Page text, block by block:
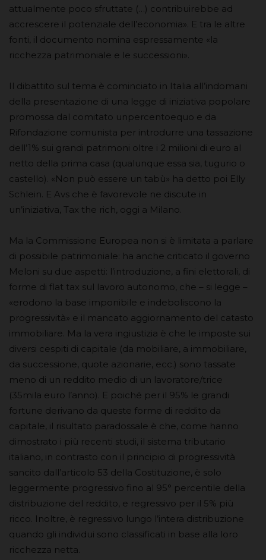
attualmente poco sfruttate (…) contribuirebbe ad
accrescere il potenziale dell’economia». E tra le altre
fonti, il documento nomina espressamente «la
ricchezza patrimoniale e le successioni».
Il dibattito sul tema è cominciato in Italia all’indomani
della presentazione di una legge di iniziativa popolare
promossa dal comitato unpercentoequo e da
Rifondazione comunista per introdurre una tassazione
dell’1% sui grandi patrimoni oltre i 2 milioni di euro al
netto della prima casa (qualunque essa sia, tugurio o
castello). «Non può essere un tabù» ha detto poi Elly
Schlein. E Avs che è favorevole ne discute in
un’iniziativa, Tax the rich, oggi a Milano.
Ma la Commissione Europea non si è limitata a parlare
di possibile patrimoniale: ha anche criticato il governo
Meloni su due aspetti: l’introduzione, a fini elettorali, di
forme di flat tax sul lavoro autonomo, che – si legge –
«erodono la base imponibile e indeboliscono la
progressività» e il mancato aggiornamento del catasto
immobiliare. Ma la vera ingiustizia è che le imposte sui
diversi cespiti di capitale (da mobiliare, a immobiliare,
da successione, quote azionarie, ecc.) sono tassate
meno di un reddito medio di un lavoratore/trice
(35mila euro l’anno). E poiché per il 95% le grandi
fortune derivano da queste forme di reddito da
capitale, il risultato paradossale è che, come hanno
dimostrato i più recenti studi, il sistema tributario
italiano, in contrasto con il principio di progressività
sancito dall’articolo 53 della Costituzione, è solo
leggermente progressivo fino al 95° percentile della
distribuzione del reddito, e regressivo per il 5% più
ricco. Inoltre, è regressivo lungo l’intera distribuzione
quando gli individui sono classificati in base alla loro
ricchezza netta.